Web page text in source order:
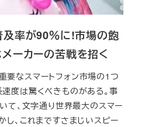
率が90％に!市場の飽
ーカーの苦戦を招く
要なスマートフォン市場の1つ
度は驚くべきものがある。事
て、文字通り世界最大のスマー
し、これまですさまじいスピー